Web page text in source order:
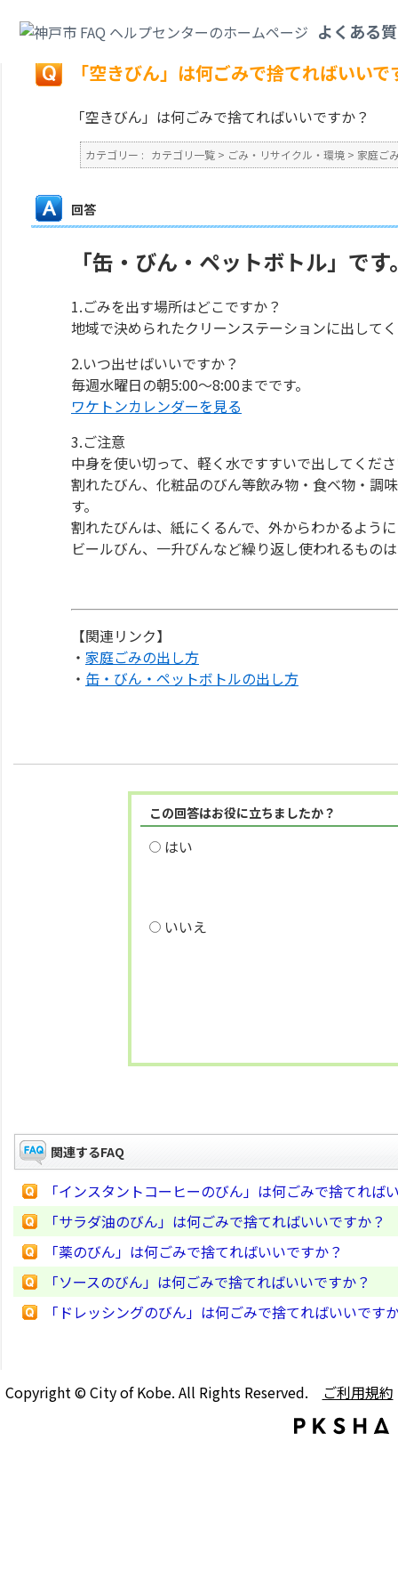
よくある
戻る
「空きびん」は何ごみで捨てればいいで
「空きびん」は何ごみで捨てればいいですか？
カテゴリー : カテゴリ一覧 > ごみ・リサイクル・環境 > 家庭ご
回答
「缶・びん・ペットボトル」です
1.ごみを出す場所はどこですか？
地域で決められたクリーンステーションに出して
2.いつ出せばいいですか？
毎週水曜日の朝5:00～8:00までです。
ワケトンカレンダーを見る
3.ご注意
中身を使い切って、軽く水ですすいで出してくだ
割れたびん、化粧品のびん等飲み物・食ベ物・調
す。
割れたびんは、紙にくるんで、外からわかるよう
ビールびん、一升びんなど繰り返し使われるもの
【関連リンク】
・ 家庭ごみの出し方
・ 缶・びん・ペットボトルの出し方
この回答はお役に立ちましたか？
はい
いいえ
関連するFAQ
「インスタントコーヒーのびん」は何ごみで捨てれば
「サラダ油のびん」は何ごみで捨てればいいですか？
「薬のびん」は何ごみで捨てればいいですか？
「ソースのびん」は何ごみで捨てればいいですか？
「ドレッシングのびん」は何ごみで捨てればいいです
Copyright © City of Kobe. All Rights Reserved. ご利用規約